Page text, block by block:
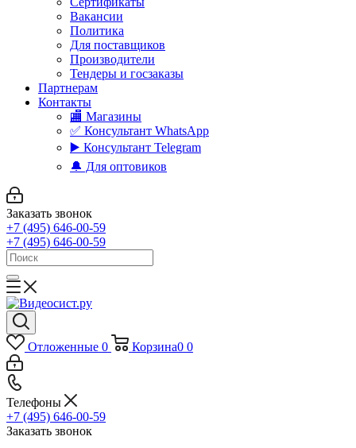
Вакансии
Политика
Для поставщиков
Производители
Тендеры и госзаказы
Партнерам
Контакты
🏬 Магазины
✅️ Консультант WhatsApp
▶️ Консультант Telegram
🔔 Для оптовиков
Заказать звонок
+7 (495) 646-00-59
+7 (495) 646-00-59
Отложенные 0 Корзина0 0
Телефоны
+7 (495) 646-00-59
Заказать звонок